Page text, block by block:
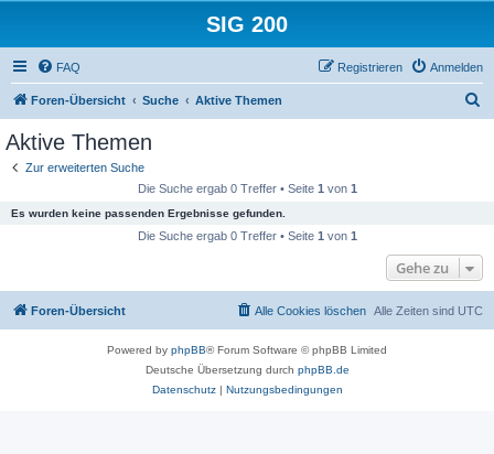
SIG 200
FAQ Anmelden
Registrieren
Foren-Übersicht Suche Aktive Themen
Aktive Themen
Zur erweiterten Suche
Die Suche ergab 0 Treffer • Seite 1 von 1
Es wurden keine passenden Ergebnisse gefunden.
Die Suche ergab 0 Treffer • Seite 1 von 1
Gehe zu
Foren-Übersicht Alle Zeiten sind UTC
Alle Cookies löschen
Powered by phpBB® Forum Software © phpBB Limited
Deutsche Übersetzung durch phpBB.de
Datenschutz| Nutzungsbedingungen